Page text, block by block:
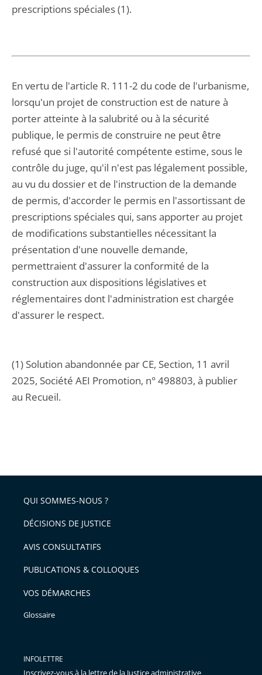
prescriptions spéciales (1).
En vertu de l'article R. 111-2 du code de l'urbanisme,
lorsqu'un projet de construction est de nature à
porter atteinte à la salubrité ou à la sécurité
publique, le permis de construire ne peut être
refusé que si l'autorité compétente estime, sous le
contrôle du juge, qu'il n'est pas légalement possible,
au vu du dossier et de l'instruction de la demande
de permis, d'accorder le permis en l'assortissant de
prescriptions spéciales qui, sans apporter au projet
de modifications substantielles nécessitant la
présentation d'une nouvelle demande,
permettraient d'assurer la conformité de la
construction aux dispositions législatives et
réglementaires dont l'administration est chargée
d'assurer le respect.
(1) Solution abandonnée par CE, Section, 11 avril
2025, Société AEI Promotion, n° 498803, à publier
au Recueil.
QUI SOMMES-NOUS ?
DÉCISIONS DE JUSTICE
AVIS CONSULTATIFS
PUBLICATIONS & COLLOQUES
VOS DÉMARCHES
Glossaire
INFOLETTRE
Inscrivez-vous à la lettre de la Justice administrative